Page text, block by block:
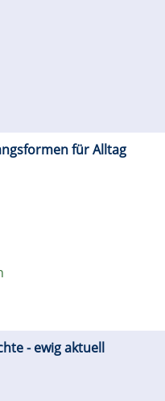
für Alltag
- ewig aktuell